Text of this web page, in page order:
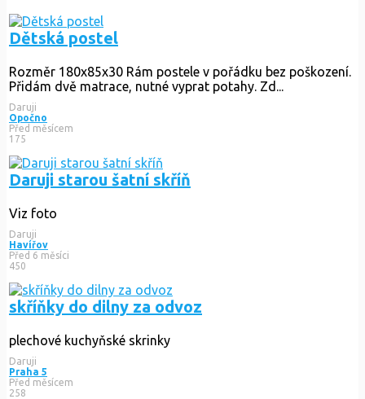
Dětská postel
Rozměr 180x85x30 Rám postele v pořádku bez poškození.
Přidám dvě matrace, nutné vyprat potahy. Zd...
Daruji
Opočno
Před měsícem
175
Daruji starou šatní skříň
Viz foto
Daruji
Havířov
Před 6 měsíci
450
skříňky do dilny za odvoz
plechové kuchyňské skrinky
Daruji
Praha 5
Před měsícem
258